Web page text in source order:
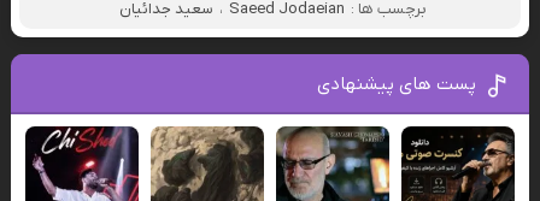
برچسب ها : Saeed Jodaeian ، سعید جدائیان
پست های پیشنهادی